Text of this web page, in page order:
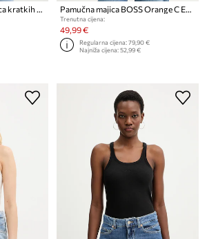
BOSS Orange basic majica kratkih rukava ženska pamučna C Esogo 1 Pamučna majica BOSS Orange C Ephilas
Trenutna cijena:
49,99 €
Regularna cijena:79,90 €
Najniža cijena:52,99 €